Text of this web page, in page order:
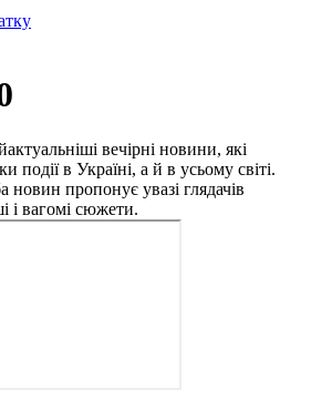
вечірні новини, які
події в Україні, а й в усьому світі.
новин пропонує увазі глядачів
і вагомі сюжети.